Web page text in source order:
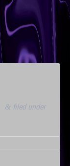
& filed under